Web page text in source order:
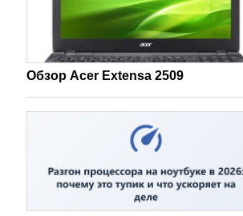
Обзор Acer Extensa 2509